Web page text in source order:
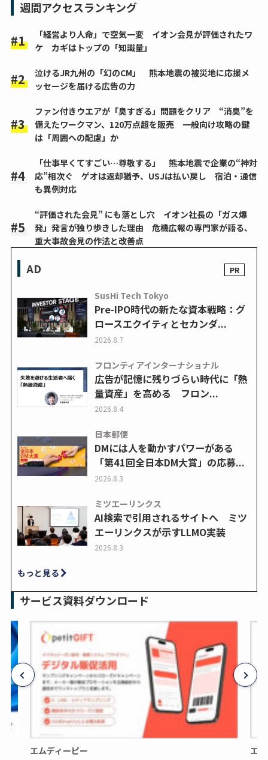
週間アクセスランキング
「経営より人命」で空気一変 イオン会見が評価されたワ
ケ カギはトップの「知識量」
泣けるJR九州の「幻のCM」 熊本地震の被災地に応援メ
ッセージを届ける広告の力
ファン付きウエアが「臭すぎる」問題をクリア “消臭”を
備えたワークマン、120万点超を販売 一般向け攻略の鍵
は「周囲への配慮」か
「仕事早くてすごい…尊敬する」 熊本地震で企業の“神対
応”相次ぐ ゲオは返却猶予、USJは払い戻し 宿泊・通信
も異例対応
“評価された会見” にも落とし穴 イオン社長の「ガス爆
発」発言が独り歩きした理由 危機広報の専門家が語る、
重大事故会見の作法と改善点
AD
SusHi Tech Tokyo
Pre-IPO時代の新たな資本戦略：グ
ロースエクイティとセカンダ...
2026.8.7
フロンティアインターナショナル
広告が記憶に残りづらい時代に「熱
量資産」を高める フロン...
2026.8.4
日本郵便
DMには人を動かすパワーがある
「第41回全日本DM大賞」の応募...
2026.8.3
ミツエーリンクス
AI検索で引用されるサイトへ ミツ
エーリンクスが示すLLMO実装
2026.8.3
もっと見る
サービス資料ダウンロード
エムディーピー エ